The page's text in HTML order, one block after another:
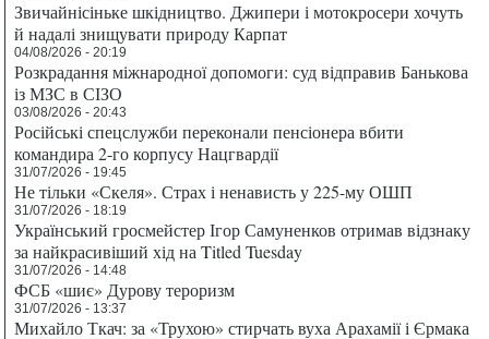
Звичайнісіньке шкідництво. Джипери і мотокросери хочуть
й надалі знищувати природу Карпат
04/08/2026 - 20:19
Розкрадання міжнародної допомоги: суд відправив Банькова
із МЗС в СІЗО
03/08/2026 - 20:43
Російські спецслужби переконали пенсіонера вбити
командира 2-го корпусу Нацгвардії
31/07/2026 - 19:45
Не тільки «Скеля». Страх і ненависть у 225-му ОШП
31/07/2026 - 18:19
Український гросмейстер Ігор Самуненков отримав відзнаку
за найкрасивіший хід на Titled Tuesday
31/07/2026 - 14:48
ФСБ «шиє» Дурову тероризм
31/07/2026 - 13:37
Михайло Ткач: за «Трухою» стирчать вуха Арахамії і Єрмака